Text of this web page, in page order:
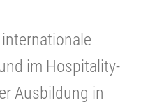
im Hospitality-
Ausbildung in